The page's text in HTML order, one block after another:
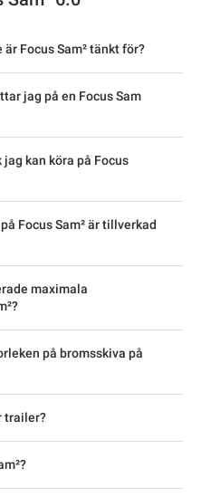
Focus Sam² tänkt för?
jag på en Focus Sam
kan köra på Focus
Focus Sam² är tillverkad
maximala
på bromsskiva på
trailer?